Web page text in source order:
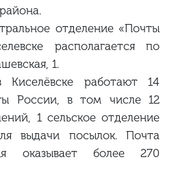
отделение «Почты
располагается по
1.
работают 14
России, в том числе 12
1 сельское отделение
выдачи посылок. Почта
оказывает более 270